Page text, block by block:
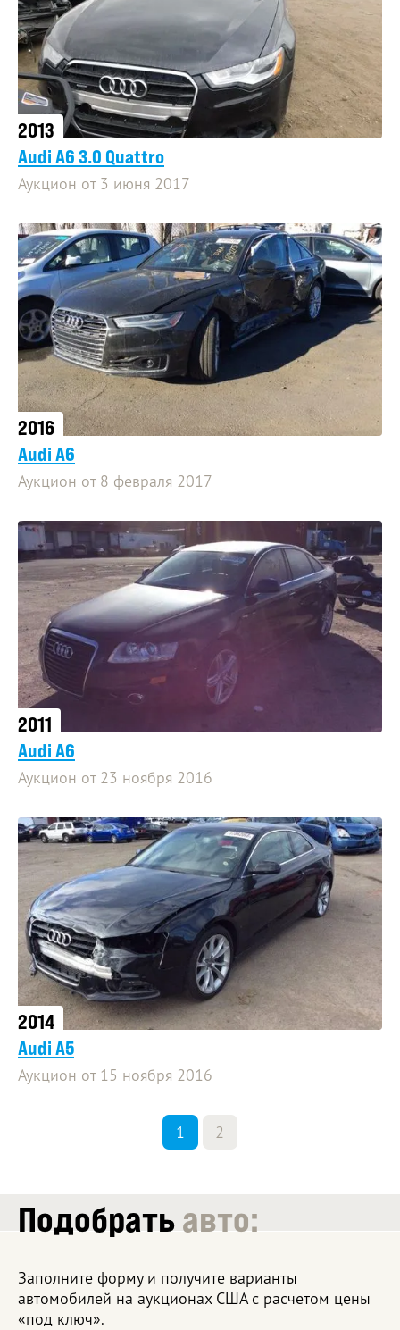
2013
Audi A6 3.0 Quattro
Аукцион от 3 июня 2017
2016
Audi A6
Аукцион от 8 февраля 2017
2011
Audi A6
Аукцион от 23 ноября 2016
2014
Audi A5
Аукцион от 15 ноября 2016
1 2
Подобратьавто:
Заполните форму и получите варианты
автомобилей на аукционах США с расчетом цены
«под ключ».